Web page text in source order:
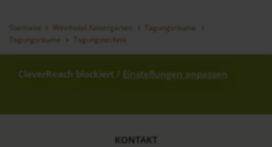
Startseite Weinhotel Kaisergarten
Tagungsräume
Tagungsräume
Tagungstechnik
CleverReach blockiert / Einstellungen anpassen
KONTAKT